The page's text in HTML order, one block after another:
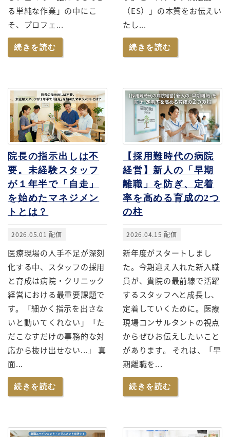
る単純な作業」の中にこ
そ、プロフェ...
続きを読む
（ES）」の本質をお伝えい
たし...
続きを読む
院長の指示出しは不
要。未経験スタッフ
が１年半で「自走」
を始めたマネジメン
トとは？
2026.05.01 配信
医療現場の人手不足が深刻
化する中、スタッフの採用
と育成は病院・クリニック
経営における最重要課題で
す。「細かく指示を出さな
いと動いてくれない」「た
だこなすだけの事務的な対
応から抜け出せない...」 真
面...
続きを読む
【採用難時代の病院
経営】新人の「早期
離職」を防ぎ、定着
率を高める育成の2つ
の柱
2026.04.15 配信
新年度がスタートしまし
た。今期迎え入れた新入職
員が、貴院の最前線で活躍
するスタッフへと成長し、
定着していくために。医療
現場コンサルタントの視点
からぜひお伝えしたいこと
があります。 それは、「早
期離職を...
続きを読む